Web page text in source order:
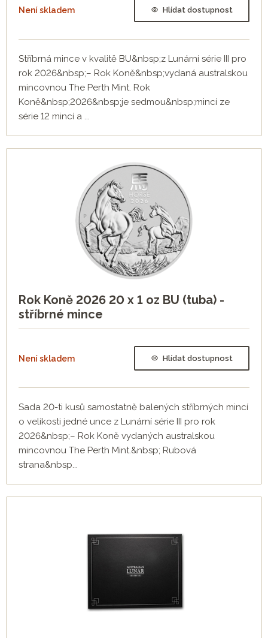
Není skladem Hlídat dostupnost
Stříbrná mince v kvalitě BU&nbsp;z Lunární série III pro
rok 2026&nbsp;– Rok Koně&nbsp;vydaná australskou
mincovnou The Perth Mint. Rok
Koně&nbsp;2026&nbsp;je sedmou&nbsp;mincí ze
série 12 mincí a ...
Rok Koně 2026 20 x 1 oz BU (tuba) -
stříbrné mince
Není skladem Hlídat dostupnost
Sada 20-ti kusů samostatně balených stříbrných mincí
o velikosti jedné unce z Lunární série III pro rok
2026&nbsp;– Rok Koně vydaných australskou
mincovnou The Perth Mint.&nbsp; Rubová
strana&nbsp...